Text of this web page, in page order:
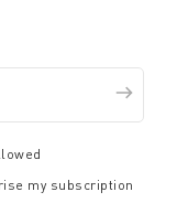
my subscription